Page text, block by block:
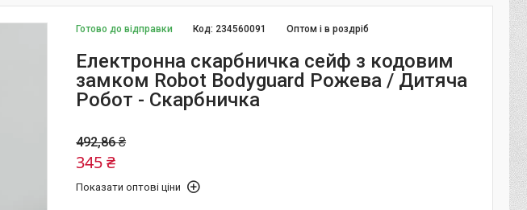
Готово до відправки Оптом і в роздріб
Код: 234560091
Електронна скарбничка сейф з кодовим
замком Robot Bodyguard Рожева / Дитяча
Робот - Скарбничка
492,86 ₴
345 ₴
Показати оптові ціни